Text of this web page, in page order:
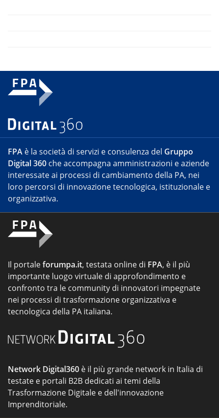
FPA è la società di servizi e consulenza del Gruppo
Digital 360 che accompagna amministrazioni e aziende
interessate ai processi di cambiamento della PA, nei
loro percorsi di innovazione tecnologica, istituzionale e
organizzativa.
Il portaleforumpa.it, testata online di FPA, è il più
importante luogo virtuale di approfondimento e
confronto tra le community di innovatori impegnate
nei processi di trasformazione organizzativa e
tecnologica della PA italiana.
Network Digital360 è il più grande network in Italia di
testate e portali B2B dedicati ai temi della
Trasformazione Digitale e dell'innovazione
Imprenditoriale.